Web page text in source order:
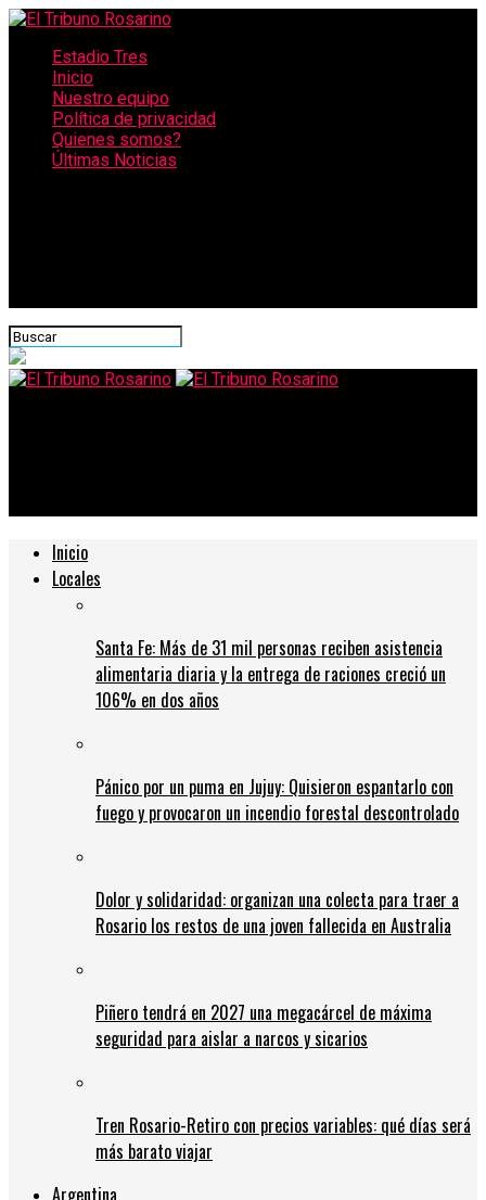
Estadio Tres
Inicio
Nuestro equipo
Política de privacidad
Quienes somos?
Últimas Noticias
Inicio
Locales
Santa Fe: Más de 31 mil personas reciben asistencia
alimentaria diaria y la entrega de raciones creció un
106% en dos años
Pánico por un puma en Jujuy: Quisieron espantarlo con
fuego y provocaron un incendio forestal descontrolado
Dolor y solidaridad: organizan una colecta para traer a
Rosario los restos de una joven fallecida en Australia
Piñero tendrá en 2027 una megacárcel de máxima
seguridad para aislar a narcos y sicarios
Tren Rosario-Retiro con precios variables: qué días será
más barato viajar